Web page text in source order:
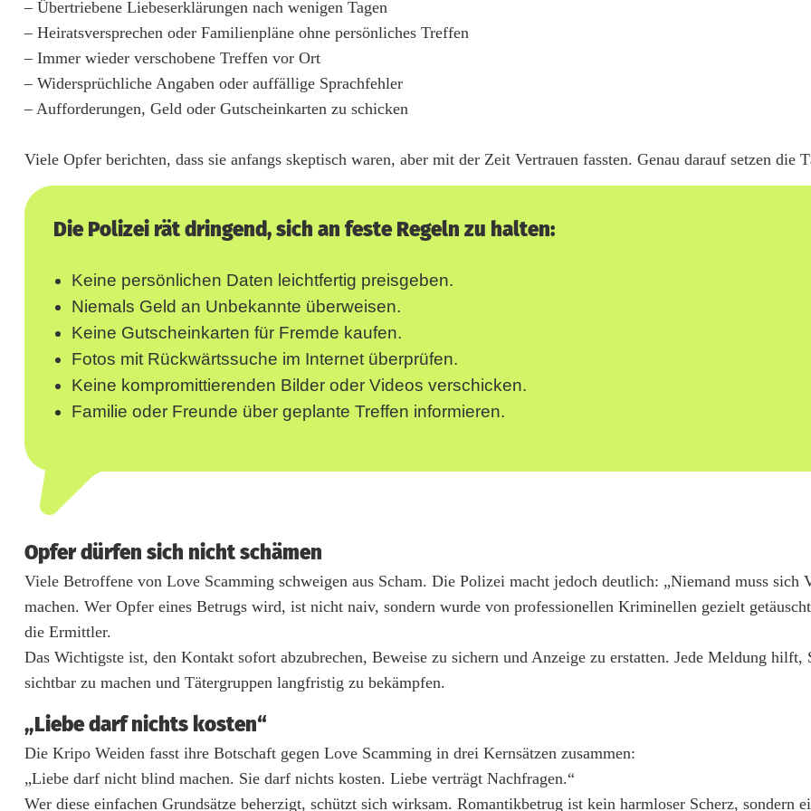
e
t
g
-
d
O
b
e
r
p
f
a
l
– Übertriebene Liebeserklärungen nach wenigen Tagen
– Heiratsversprechen oder Familienpläne ohne persönliches Treffen
– Immer wieder verschobene Treffen vor Ort
– Widersprüchliche Angaben oder auffällige Sprachfehler
– Aufforderungen, Geld oder Gutscheinkarten zu schicken
Viele Opfer berichten, dass sie anfangs skeptisch waren, aber mit der Zeit Vertrauen fassten. Genau darauf setzen die
Die Polizei rät dringend, sich an feste Regeln zu halten:
Keine persönlichen Daten leichtfertig preisgeben.
Niemals Geld an Unbekannte überweisen.
Keine Gutscheinkarten für Fremde kaufen.
Fotos mit Rückwärtssuche im Internet überprüfen.
Keine kompromittierenden Bilder oder Videos verschicken.
Familie oder Freunde über geplante Treffen informieren.
Opfer dürfen sich nicht schämen
Viele Betroffene von Love Scamming schweigen aus Scham. Die Polizei macht jedoch deutlich: „Niemand muss sich
machen. Wer Opfer eines Betrugs wird, ist nicht naiv, sondern wurde von professionellen Kriminellen gezielt
die Ermittler.
Das Wichtigste ist, den Kontakt sofort abzubrechen, Beweise zu sichern und Anzeige zu erstatten. Jede Meldung hilft,
sichtbar zu machen und Tätergruppen langfristig zu bekämpfen.
„Liebe darf nichts kosten“
Die Kripo Weiden fasst ihre Botschaft gegen Love Scamming in drei Kernsätzen zusammen:
„Liebe darf nicht blind machen. Sie darf nichts kosten. Liebe verträgt Nachfragen.“
Wer diese einfachen Grundsätze beherzigt, schützt sich wirksam. Romantikbetrug ist kein harmloser Scherz, sondern